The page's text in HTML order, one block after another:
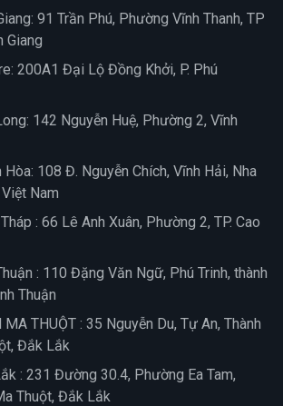
91 Trần Phú, Phường Vĩnh Thanh, TP
Giang
200A1 Đại Lộ Đồng Khởi, P. Phú
142 Nguyễn Huệ, Phường 2, Vĩnh
108 Đ. Nguyễn Chích, Vĩnh Hải, Nha
Nam
: 66 Lê Anh Xuân, Phường 2, TP. Cao
: 110 Đặng Văn Ngữ, Phú Trinh, thành
Thuận
THUỘT : 35 Nguyễn Du, Tự An, Thành
Đắk Lắk
: 231 Đường 30.4, Phường Ea Tam,
Thuột, Đắk Lắk